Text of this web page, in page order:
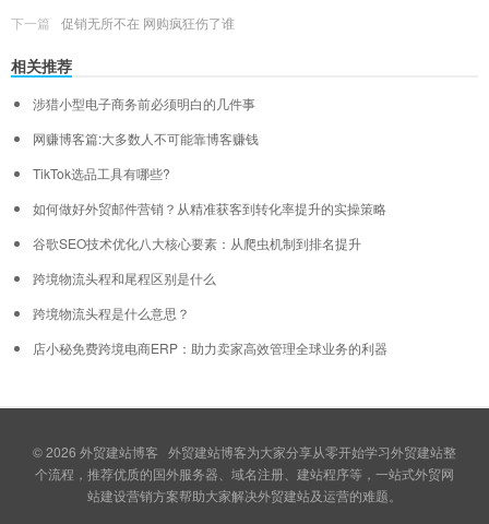
下一篇
促销无所不在 网购疯狂伤了谁
相关推荐
涉猎小型电子商务前必须明白的几件事
网赚博客篇:大多数人不可能靠博客赚钱
TikTok选品工具有哪些?
如何做好外贸邮件营销？从精准获客到转化率提升的实操策略
谷歌SEO技术优化八大核心要素：从爬虫机制到排名提升
跨境物流头程和尾程区别是什么
跨境物流头程是什么意思？
店小秘免费跨境电商ERP：助力卖家高效管理全球业务的利器
© 2026 外贸建站博客 外贸建站博客为大家分享从零开始学习外贸建站整
个流程，推荐优质的国外服务器、域名注册、建站程序等，一站式外贸网
站建设营销方案帮助大家解决外贸建站及运营的难题。